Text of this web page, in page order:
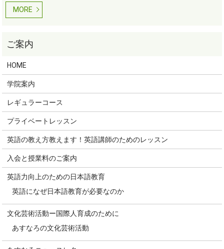
MORE
HOME
学院案内
レギュラーコース
プライベートレッスン
英語の教え方教えます！英語講師のためのレッスン
入会と授業料のご案内
英語力向上のための日本語教育
英語になぜ日本語教育が必要なのか
文化芸術活動ー国際人育成のために
あすなろの文化芸術活動